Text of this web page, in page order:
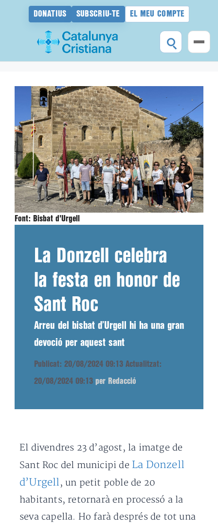
DONATIUS SUBSCRIU-TE EL MEU COMPTE
Font: Bisbat d'Urgell
La Donzell celebra
la festa en honor de
Sant Roc
Arreu del bisbat d’Urgell hi ha una gran
devoció per aquest sant
Publicat: 20/08/2024 09:13 Actualitzat:
20/08/2024 09:13 per Redacció
El divendres 23 d’agost, la imatge de
Sant Roc del municipi de La Donzell
d’Urgell, un petit poble de 20
habitants, retornarà en processó a la
seva capella. Ho farà després de tot una